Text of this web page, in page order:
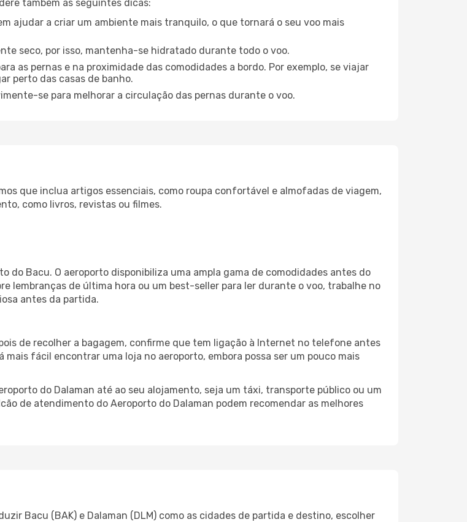
também as seguintes dicas:
ajudar a criar um ambiente mais tranquilo, o que tornará o seu voo mais
seco, por isso, mantenha-se hidratado durante todo o voo.
as pernas e na proximidade das comodidades a bordo. Por exemplo, se viajar
perto das casas de banho.
se para melhorar a circulação das pernas durante o voo.
que inclua artigos essenciais, como roupa confortável e almofadas de viagem,
como livros, revistas ou filmes.
do Bacu. O aeroporto disponibiliza uma ampla gama de comodidades antes do
lembranças de última hora ou um best-seller para ler durante o voo, trabalhe no
antes da partida.
de recolher a bagagem, confirme que tem ligação à Internet no telefone antes
mais fácil encontrar uma loja no aeroporto, embora possa ser um pouco mais
do Dalaman até ao seu alojamento, seja um táxi, transporte público ou um
de atendimento do Aeroporto do Dalaman podem recomendar as melhores
Bacu (BAK) e Dalaman (DLM) como as cidades de partida e destino, escolher